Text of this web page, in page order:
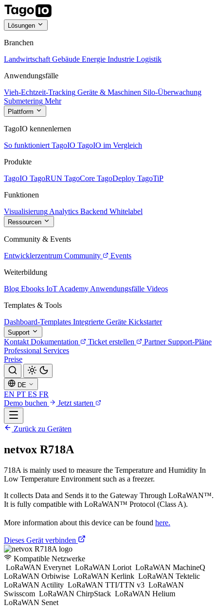
Lösungen
Branchen
Landwirtschaft Gebäude Energie Industrie Logistik
Anwendungsfälle
Vieh-Echtzeit-Tracking Geräte & Maschinen Silo-Überwachung
Submetering Mehr
Plattform
TagoIO kennenlernen
So funktioniert TagoIO TagoIO im Vergleich
Produkte
TagoIO TagoRUN TagoCore TagoDeploy TagoTiP
Funktionen
Visualisierung Analytics Backend Whitelabel
Ressourcen
Community & Events
Entwicklerzentrum Community
Events
Weiterbildung
Blog Ebooks IoT Academy Anwendungsfälle Videos
Templates & Tools
Dashboard-Templates Integrierte Geräte Kickstarter
Support
Kontakt Dokumentation Ticket erstellen Partner Support-Pläne
Professional Services
Preise
DE
EN PT ES FR
Demo buchen
Jetzt starten
Zurück zu Geräten
netvox R718A
718A is mainly used to measure the Temperature and Humidity In
Low Temperature Environment such as a freezer.
It collects Data and Sends it to the Gateway Through LoRaWAN™.
It is fully compatible with LoRaWAN™ Protocol (Class A).
More information about this device can be found here.
Dieses Gerät verbinden
Kompatible Netzwerke
LoRaWAN Everynet LoRaWAN Loriot LoRaWAN MachineQ
LoRaWAN Orbiwise LoRaWAN Kerlink LoRaWAN Tektelic
LoRaWAN Actility LoRaWAN TTI/TTN v3 LoRaWAN
Swisscom LoRaWAN ChirpStack LoRaWAN Helium
LoRaWAN Senet